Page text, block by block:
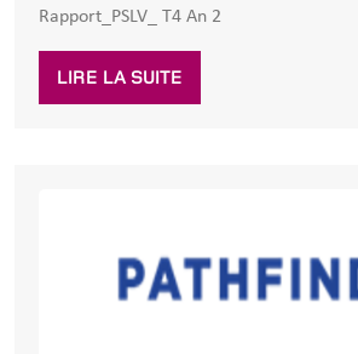
Rapport_PSLV_ T4 An 2
LIRE LA SUITE